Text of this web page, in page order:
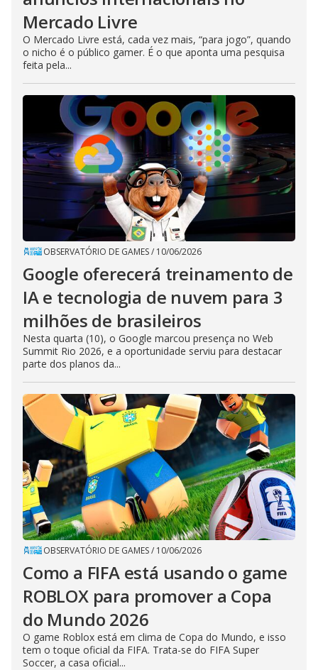
Mercado Livre
O Mercado Livre está, cada vez mais, “para jogo”, quando
o nicho é o público gamer. É o que aponta uma pesquisa
feita pela...
OBSERVATÓRIO DE GAMES/ 10/06/2026
Google oferecerá treinamento de
IA e tecnologia de nuvem para 3
milhões de brasileiros
Nesta quarta (10), o Google marcou presença no Web
Summit Rio 2026, e a oportunidade serviu para destacar
parte dos planos da...
OBSERVATÓRIO DE GAMES/ 10/06/2026
Como a FIFA está usando o game
ROBLOX para promover a Copa
do Mundo 2026
O game Roblox está em clima de Copa do Mundo, e isso
tem o toque oficial da FIFA. Trata-se do FIFA Super
Soccer, a casa oficial...